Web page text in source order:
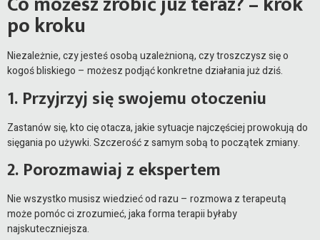
po kroku
Niezależnie, czy jesteś osobą uzależnioną, czy troszczysz się o
kogoś bliskiego – możesz podjąć konkretne działania już dziś.
1. Przyjrzyj się swojemu otoczeniu
Zastanów się, kto cię otacza, jakie sytuacje najczęściej prowokują do
sięgania po używki. Szczerość z samym sobą to początek zmiany.
2. Porozmawiaj z ekspertem
Nie wszystko musisz wiedzieć od razu – rozmowa z terapeutą
może pomóc ci zrozumieć, jaka forma terapii byłaby
najskuteczniejsza.